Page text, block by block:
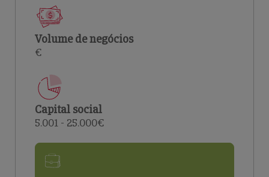
Volume de negócios
€
Capital social
5.001 - 25.000€